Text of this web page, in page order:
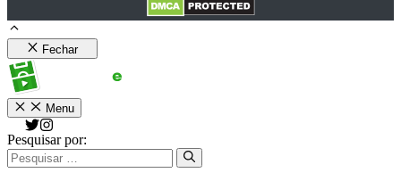
Fechar
Menu
Pesquisar por: